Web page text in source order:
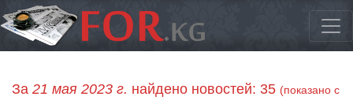
За 21 мая 2023 г. найдено новостей: 35 (показано с